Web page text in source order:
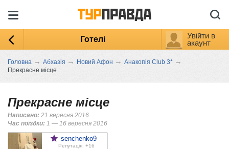
Готелі
Увійти в
акаунт
Головна → Абхазія → Новий Афон → Анакопія Club 3* →
Прекрасне місце
Прекрасне місце
Написано: 21 вересня 2016
Час поїздки: 1 — 16 вересня 2016
senchenko9
Репутація: +16